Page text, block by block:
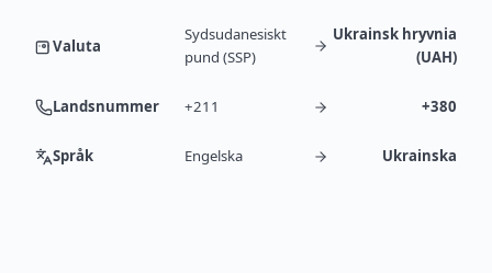
Valuta
Sydsudanesiskt
pund (SSP)
Ukrainsk hryvnia
(UAH)
Landsnummer +211 +380
Språk Engelska Ukrainska